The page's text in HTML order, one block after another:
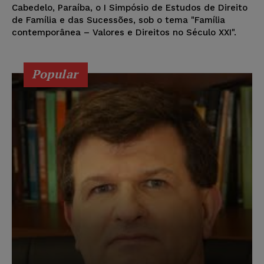
Cabedelo, Paraíba, o I Simpósio de Estudos de Direito
de Família e das Sucessões, sob o tema "Família
contemporânea – Valores e Direitos no Século XXI".
Popular